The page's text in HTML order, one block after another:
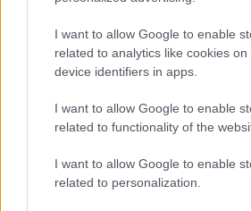
I want to allow Google to enable
related to analytics like cookies on
device identifiers in apps.
I want to allow Google to enable
related to functionality of the
I want to allow Google to enable
related to personalization.